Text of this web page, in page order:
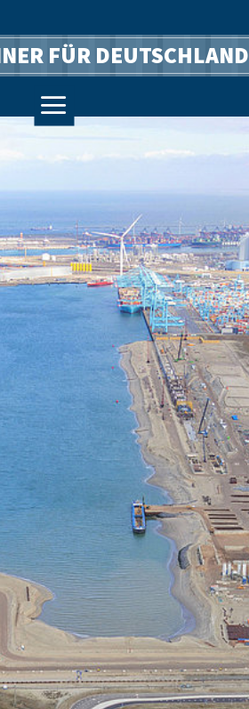
FÜR DEUTSCHLAND
a